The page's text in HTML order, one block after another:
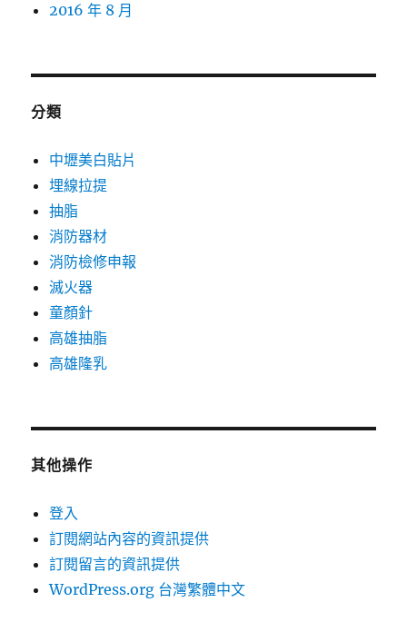
2016 年 8 月
分類
中壢美白貼片
埋線拉提
抽脂
消防器材
消防檢修申報
滅火器
童顏針
高雄抽脂
高雄隆乳
其他操作
登入
訂閱網站內容的資訊提供
訂閱留言的資訊提供
WordPress.org 台灣繁體中文